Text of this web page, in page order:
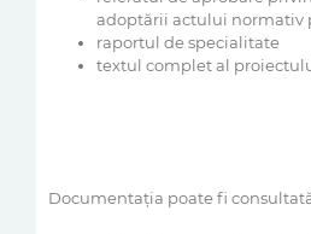
adoptării actului normativ
raportul de specialitate
textul complet al
Documentaţia poate fi